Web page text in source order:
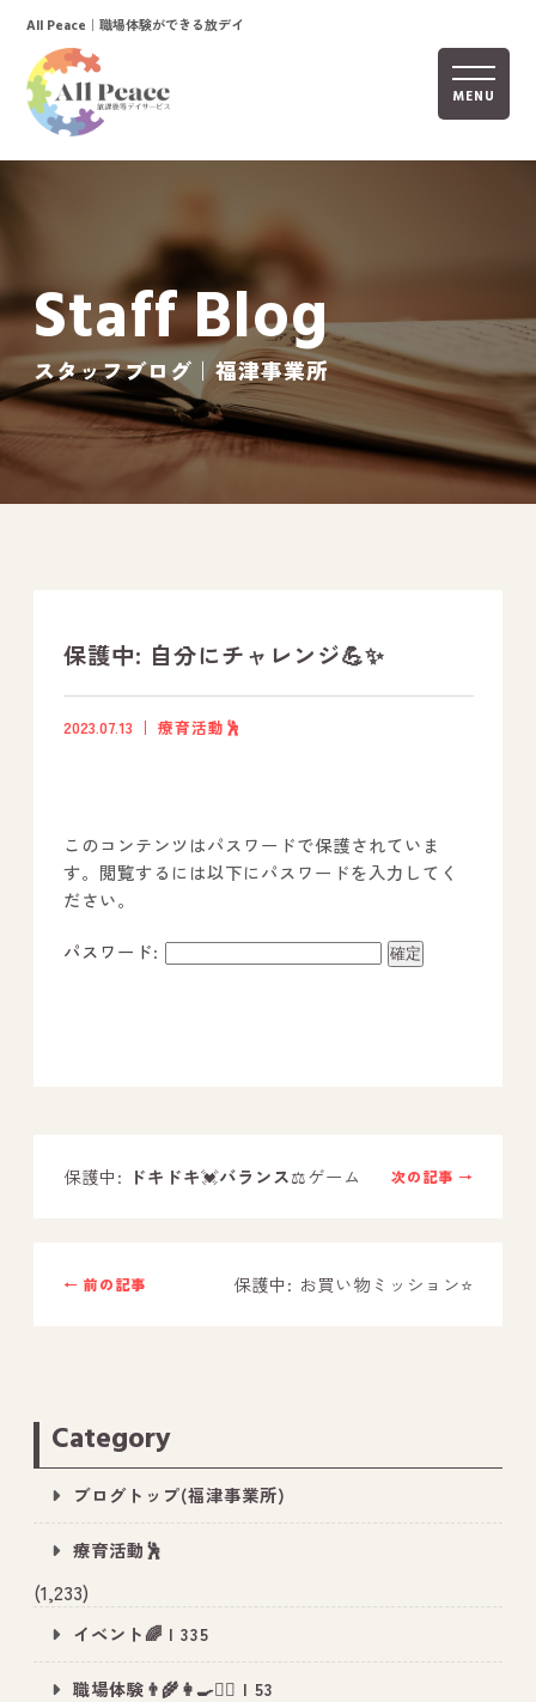
MENU
ホーム
活動内容
ご利用までの流れ
採用情報
自己評価表
社内行事
事業所のご案内
－ オールピース宗像事業所
－ オールピース福津事業所
スタッフブログ
－ 福津事業所のブログ
－ 鳥栖事業所のブログ
All Peace ｜職場体験ができる放デイ
Staff Blog
スタッフブログ｜福津事業所
保護中: 自分にチャレンジ💪✨
2023.07.13 療育活動🕺
このコンテンツはパスワードで保護されていま
す。閲覧するには以下にパスワードを入力してく
ださい。
パスワード:
次の記事 →
保護中: ドキドキ💓バランス⚖️ゲーム
← 前の記事 保護中: お買い物ミッション⭐️
Category
ブログトップ(福津事業所)
療育活動🕺
(1,233)
イベント🌈 | 335
職場体験👨‍🌾👩‍🍳👮‍♂️ | 53